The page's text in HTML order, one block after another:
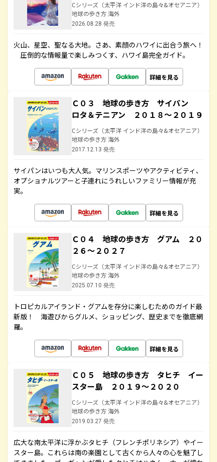
Cシリーズ（太平洋 インド洋の島々&オセアニア）
地球の歩き方 海外
2026.08.28 発売
火山、星空、聖なる大地――。さあ、素顔のハワイに出合う旅へ！
圧倒的な情報量で楽しみつくす、ハワイ島完全ガイド。
詳細を見る
Ｃ０３ 地球の歩き方 サイパン
ロタ＆テニアン ２０１８～２０１９
Cシリーズ（太平洋 インド洋の島々&オセアニア）
地球の歩き方 海外
2017.12.13 発売
サイパンはいつも大人気。マリンスポーツやアクティビティ、
オプショナルツアーと子連れにうれしいファミリー情報が充
実。
詳細を見る
Ｃ０４ 地球の歩き方 グアム ２０
２６～２０２７
Cシリーズ（太平洋 インド洋の島々&オセアニア）
地球の歩き方 海外
2025.07.10 発売
トロピカルアイランド・グアムを存分に楽しむためのガイド最
新版！ 海遊びからグルメ、ショッピング、歴史までを徹底網
羅。
詳細を見る
Ｃ０５ 地球の歩き方 タヒチ イー
スター島 ２０１９～２０２０
Cシリーズ（太平洋 インド洋の島々&オセアニア）
地球の歩き方 海外
2019.03.27 発売
広大な南太平洋に浮かぶタヒチ（フレンチポリネシア）やイー
スター島。これらは南の楽園として古くから人々の心を魅了し